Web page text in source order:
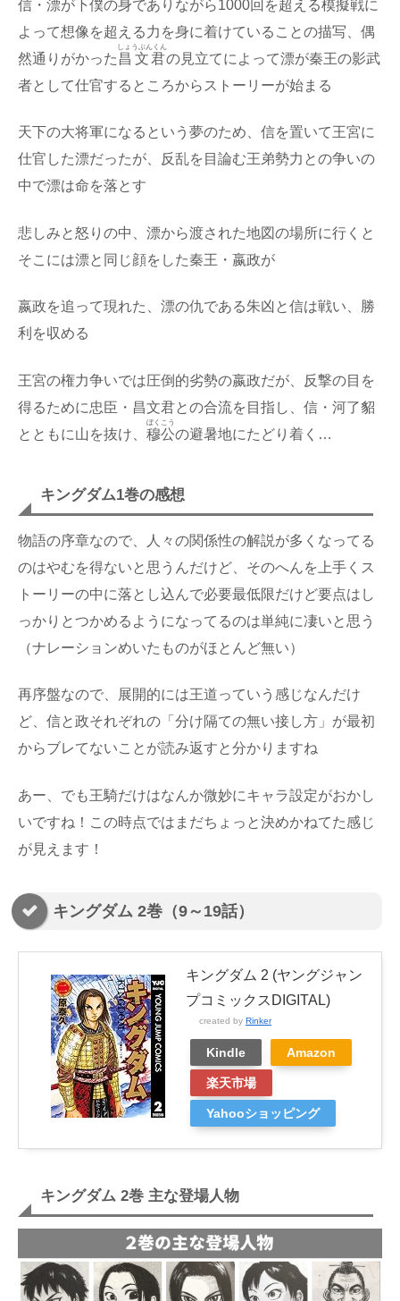
信・ 漂が下僕の身でありながら1000回を超える模擬戦に
よって想像を超える力を身に着けていることの描写、偶
然通りがかった 昌文君
しょうぶんくん
の見立てによって漂が秦王の影武
者として仕官するところからストーリーが始まる
天下の大将軍になるという夢のため、信を置いて王宮に
仕官した漂だったが、反乱を目論む王弟勢力との争いの
中で漂は命を落とす
悲しみと怒りの中、漂から渡された地図の場所に行くと
そこには漂と同じ顔をした秦王・嬴政が
嬴政を追って現れた、漂の仇である朱凶と信は戦い、勝
利を収める
王宮の権力争いでは圧倒的劣勢の嬴政だが、反撃の目を
得るために忠臣・昌文君との合流を目指し、信・河了貂
とともに山を抜け、 穆公
ぼくこう
の避暑地にたどり着く…
キングダム1巻の感想
物語の序章なので、人々の関係性の解説が多くなってる
のはやむを得ないと思うんだけど、そのへんを上手くス
トーリーの中に落とし込んで必要最低限だけど要点はし
っかりとつかめるようになってるのは単純に凄いと思う
（ナレーションめいたものがほとんど無い）
再序盤なので、展開的には王道っていう感じなんだけ
ど、信と政それぞれの「分け隔ての無い接し方」が最初
からブレてないことが読み返すと分かりますね
あー、でも王騎だけはなんか微妙にキャラ設定がおかし
いですね！この時点ではまだちょっと決めかねてた感じ
が見えます！
キングダム 2巻（9～19話）
キングダム 2 (ヤングジャン
プコミックスDIGITAL)
created by Rinker
Kindle Amazon
楽天市場
Yahooショッピング
キングダム 2巻 主な登場人物